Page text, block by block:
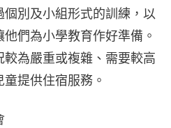
別及小組形式的訓練，以
們為小學教育作好準備。
為嚴重或複雜、需要較高
提供住宿服務。